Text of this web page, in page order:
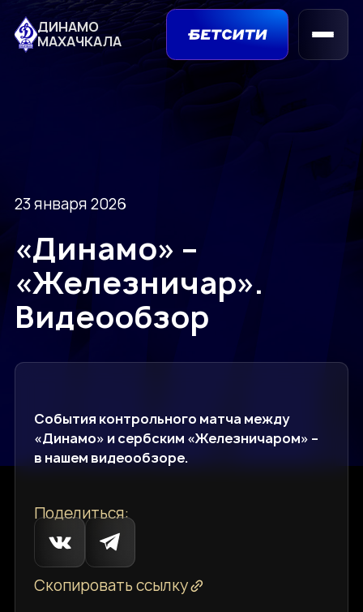
ДИНАМО
МАХАЧКАЛА
23 января 2026
«Динамо» –
«Железничар».
Видеообзор
События контрольного матча между
«Динамо» и сербским «Железничаром» –
в нашем видеообзоре.
Поделиться:
Скопировать ссылку